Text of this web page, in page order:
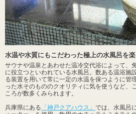
水温や水質にもこだわった極上の水風呂を楽
サウナや温泉とあわせた温冷交代浴によって、
に役立つといわれている水風呂。数ある温浴
る装置を用いて常に一定の水温を保つように管
った水そのもののクオリティに気を使うなど、
ころが数多くみられます。
兵庫県にある 「神戸クアハウス」 では、水風呂